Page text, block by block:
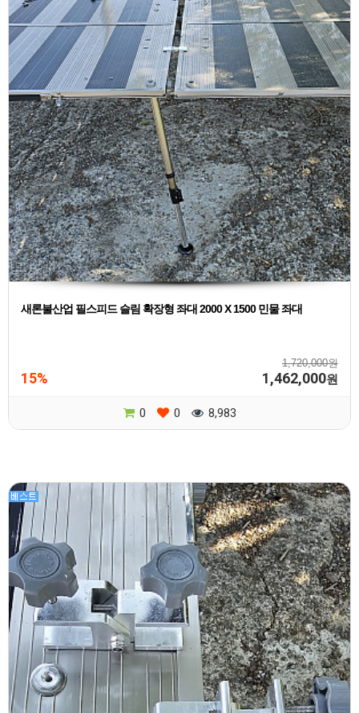
새론불산업 필스피드 슬림 확장형 좌대 2000 X 1500 민물 좌대
1,720,000원
15% 1,462,000원
0 0 8,983